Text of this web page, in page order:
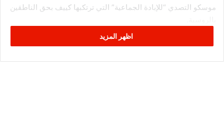
موسكو التصدي “للإبادة الجماعية” التي ترتكبها كييف بحق الناطقين
اظهر المزيد